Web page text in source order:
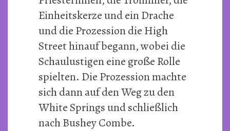
Einheitskerze und ein Drache
und die Prozession die High
Street hinauf begann, wobei die
Schaulustigen eine große Rolle
spielten. Die Prozession machte
sich dann auf den Weg zu den
White Springs und schließlich
nach Bushey Combe.